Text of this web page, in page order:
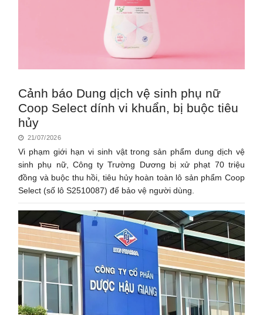
Cảnh báo Dung dịch vệ sinh phụ nữ
Coop Select dính vi khuẩn, bị buộc tiêu
hủy
21/07/2026
Vi phạm giới hạn vi sinh vật trong sản phẩm dung dịch vệ
sinh phụ nữ, Công ty Trường Dương bị xử phạt 70 triệu
đồng và buộc thu hồi, tiêu hủy hoàn toàn lô sản phẩm Coop
Select (số lô S2510087) để bảo vệ người dùng.